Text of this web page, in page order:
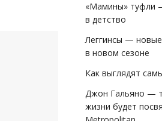
«Мамины» туфли
в детство
Леггинсы —
в новом сезоне
Как выглядят
Джон Гальяно —
жизни будет